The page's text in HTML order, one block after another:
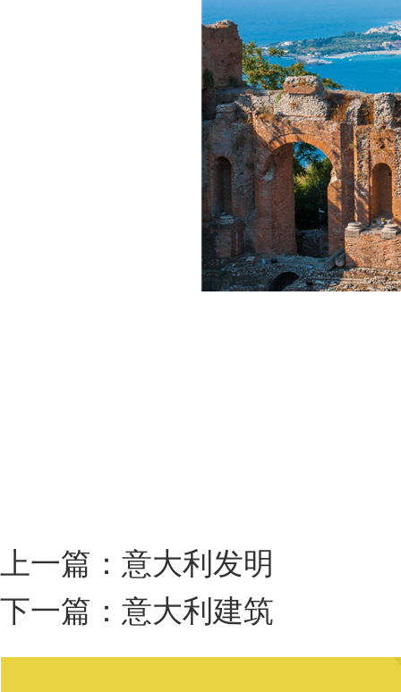
上一篇： 意大利发明
下一篇： 意大利建筑